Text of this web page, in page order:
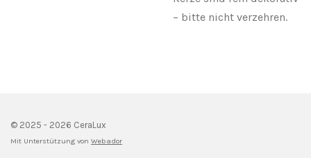
– bitte nicht verzehren.
© 2025 - 2026 CeraLux
Mit Unterstützung von Webador